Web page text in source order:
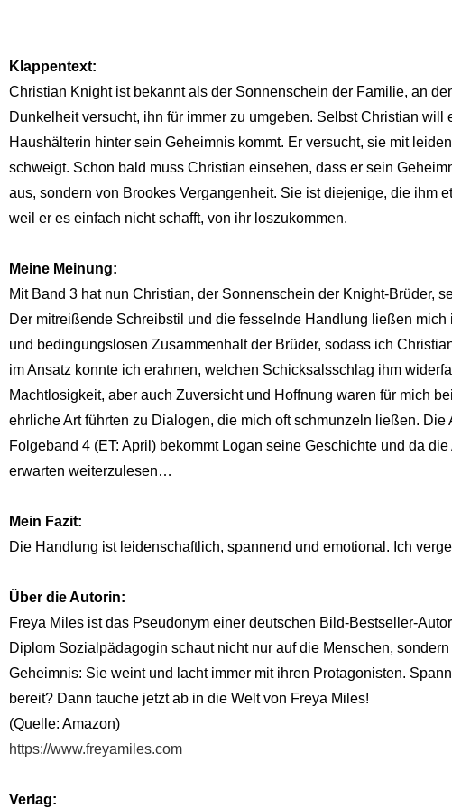
Klappentext:
Christian Knight ist bekannt als der Sonnenschein der Familie, an
Dunkelheit versucht, ihn für immer zu umgeben. Selbst Christian
Haushälterin hinter sein Geheimnis kommt. Er versucht, sie mit
schweigt. Schon bald muss Christian einsehen, dass er sein
aus, sondern von Brookes Vergangenheit. Sie ist diejenige, die ihm
weil er es einfach nicht schafft, von ihr loszukommen.
Meine Meinung:
Mit Band 3 hat nun Christian, der Sonnenschein der Knight-Brüder,
Der mitreißende Schreibstil und die fesselnde Handlung ließen
und bedingungslosen Zusammenhalt der Brüder, sodass ich
im Ansatz konnte ich erahnen, welchen Schicksalsschlag ihm
Machtlosigkeit, aber auch Zuversicht und Hoffnung waren für mich
ehrliche Art führten zu Dialogen, die mich oft schmunzeln ließen.
Folgeband 4 (ET: April) bekommt Logan seine Geschichte und da
erwarten weiterzulesen…
Mein Fazit:
Die Handlung ist leidenschaftlich, spannend und emotional. Ich
Über die Autorin:
Freya Miles ist das Pseudonym einer deutschen Bild-Bestseller-
Diplom Sozialpädagogin schaut nicht nur auf die Menschen,
Geheimnis: Sie weint und lacht immer mit ihren Protagonisten.
bereit? Dann tauche jetzt ab in die Welt von Freya Miles!
(Quelle: Amazon)
https://www.freyamiles.com
Verlag: